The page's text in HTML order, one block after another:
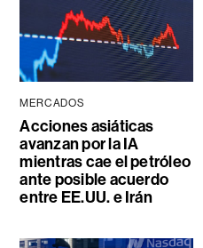
MERCADOS
Acciones asiáticas
avanzan por la IA
mientras cae el petróleo
ante posible acuerdo
entre EE.UU. e Irán